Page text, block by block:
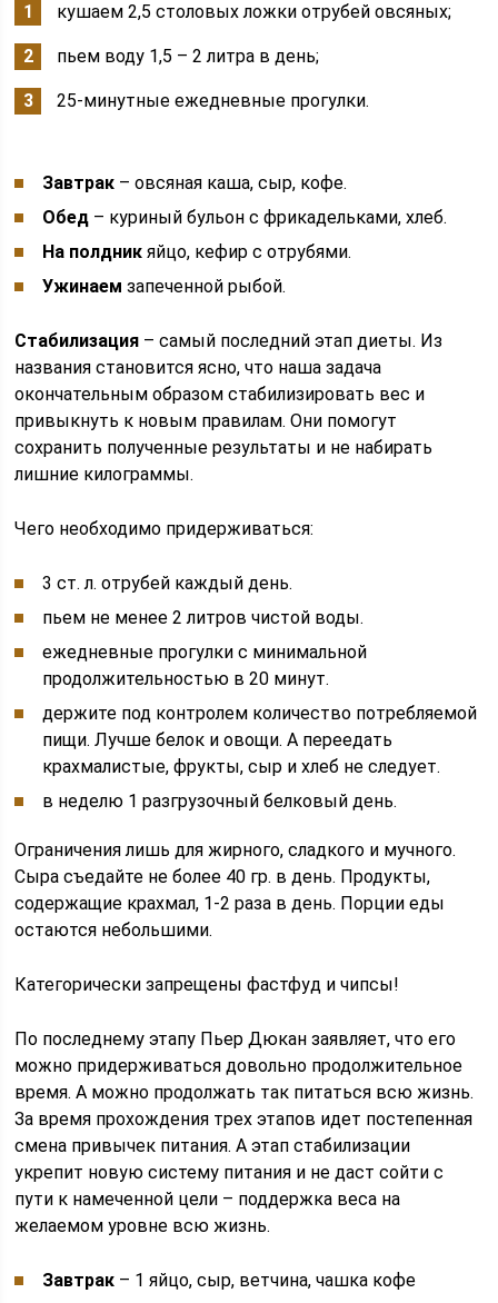
кушаем 2,5 столовых ложки отрубей овсяных;
пьем воду 1,5 – 2 литра в день;
25-минутные ежедневные прогулки.
Завтрак – овсяная каша, сыр, кофе.
Обед – куриный бульон с фрикадельками, хлеб.
На полдник яйцо, кефир с отрубями.
Ужинаем запеченной рыбой.
Стабилизация – самый последний этап диеты. Из
названия становится ясно, что наша задача
окончательным образом стабилизировать вес и
привыкнуть к новым правилам. Они помогут
сохранить полученные результаты и не набирать
лишние килограммы.
Чего необходимо придерживаться:
3 ст. л. отрубей каждый день.
пьем не менее 2 литров чистой воды.
ежедневные прогулки с минимальной
продолжительностью в 20 минут.
держите под контролем количество потребляемой
пищи. Лучше белок и овощи. А переедать
крахмалистые, фрукты, сыр и хлеб не следует.
в неделю 1 разгрузочный белковый день.
Ограничения лишь для жирного, сладкого и мучного.
Сыра съедайте не более 40 гр. в день. Продукты,
содержащие крахмал, 1-2 раза в день. Порции еды
остаются небольшими.
Категорически запрещены фастфуд и чипсы!
По последнему этапу Пьер Дюкан заявляет, что его
можно придерживаться довольно продолжительное
время. А можно продолжать так питаться всю жизнь.
За время прохождения трех этапов идет постепенная
смена привычек питания. А этап стабилизации
укрепит новую систему питания и не даст сойти с
пути к намеченной цели – поддержка веса на
желаемом уровне всю жизнь.
Завтрак – 1 яйцо, сыр, ветчина, чашка кофе